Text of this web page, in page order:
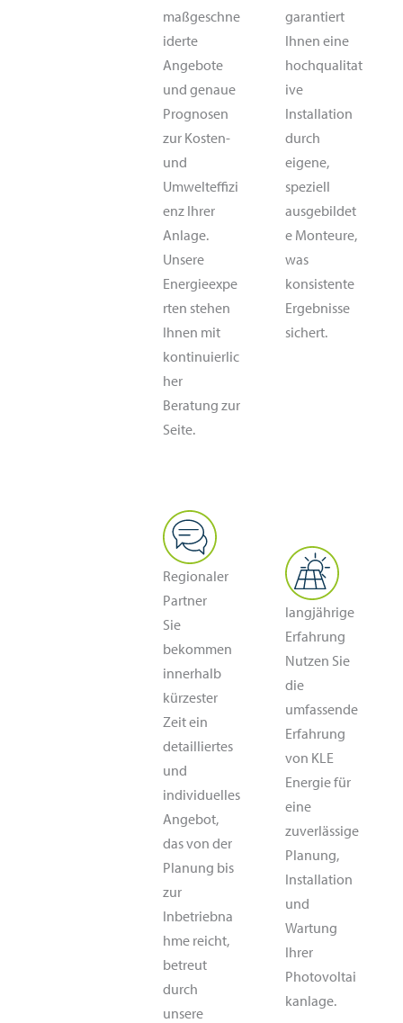
maßgeschne
iderte
Angebote
und genaue
Prognosen
zur Kosten-
und
Umwelteffizi
enz Ihrer
Anlage.
Unsere
Energieexpe
rten stehen
Ihnen mit
kontinuierlic
her
Beratung zur
Seite.
Regionaler
Partner
Sie
bekommen
innerhalb
kürzester
Zeit ein
detailliertes
und
individuelles
Angebot,
das von der
Planung bis
zur
Inbetriebna
hme reicht,
betreut
durch
unsere
garantiert
Ihnen eine
hochqualitat
ive
Installation
durch
eigene,
speziell
ausgebildet
e Monteure,
was
konsistente
Ergebnisse
sichert.
langjährige
Erfahrung
Nutzen Sie
die
umfassende
Erfahrung
von KLE
Energie für
eine
zuverlässige
Planung,
Installation
und
Wartung
Ihrer
Photovoltai
kanlage.